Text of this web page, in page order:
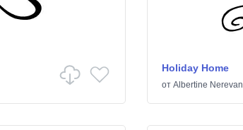
Holiday Home
от Albertine Nerevan